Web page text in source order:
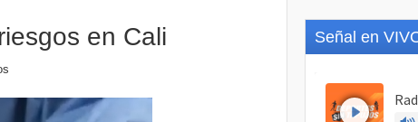
en Cali Señal en